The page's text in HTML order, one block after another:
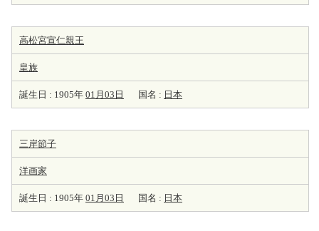
高松宮宣仁親王
皇族
誕生日 : 1905年 01月03日 国名 : 日本
三岸節子
洋画家
誕生日 : 1905年 01月03日 国名 : 日本